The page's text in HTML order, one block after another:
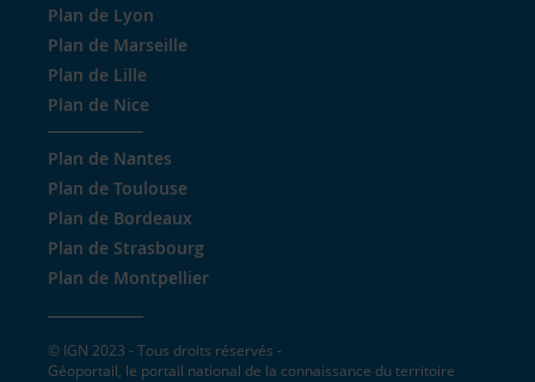
Plan de Lyon
Plan de Marseille
Plan de Lille
Plan de Nice
Plan de Nantes
Plan de Toulouse
Plan de Bordeaux
Plan de Strasbourg
Plan de Montpellier
© IGN 2023 - Tous droits réservés -
Géoportail, le portail national de la connaissance du territoire